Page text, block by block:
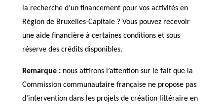
la recherche d’un financement pour vos activités en
Région de Bruxelles-Capitale ? Vous pouvez recevoir
une aide financière à certaines conditions et sous
réserve des crédits disponibles.
Remarque :nous attirons l’attention sur le fait que la
Commission communautaire française ne propose pas
d’intervention dans les projets de création littéraire en